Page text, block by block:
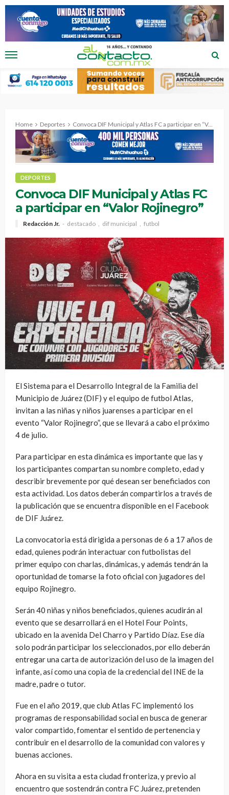
Home Deportes Convoca DIF Municipal y Atlas FC a participar en “Valor Rojinegro”
DEPORTES
Convoca DIF Municipal y Atlas FC
a participar en “Valor Rojinegro”
Redacción Jr. destacado dif municipal futbol
El Sistema para el Desarrollo Integral de la Familia del
Municipio de Juárez (DIF) y el equipo de futbol Atlas,
invitan a las niñas y niños juarenses a participar en el
evento “Valor Rojinegro”, que se llevará a cabo el próximo
4 de julio.
Para participar en esta dinámica es importante que las y
los participantes compartan su nombre completo, edad y
describir brevemente por qué desean ser beneficiados con
esta actividad. Los datos deberán compartirlos a través de
la publicación que se encuentra disponible en el Facebook
de DIF Juárez.
La convocatoria está dirigida a personas de 6 a 17 años de
edad, quienes podrán interactuar con futbolistas del
primer equipo con charlas, dinámicas, y además tendrán la
oportunidad de tomarse la foto oficial con jugadores del
equipo Rojinegro.
Serán 40 niñas y niños beneficiados, quienes acudirán al
evento que se desarrollará en el Hotel Four Points,
ubicado en la avenida Del Charro y Partido Díaz. Ese día
solo podrán participar los seleccionados, por ello deberán
entregar una carta de autorización del uso de la imagen del
infante, así como una copia de la credencial del INE de la
madre, padre o tutor.
Fue en el año 2019, que club Atlas FC implementó los
programas de responsabilidad social en busca de generar
valor compartido, fomentar el sentido de pertenencia y
contribuir en el desarrollo de la comunidad con valores y
buenas acciones.
Ahora en su visita a esta ciudad fronteriza, y previo al
encuentro que sostendrán contra FC Juárez, pretenden